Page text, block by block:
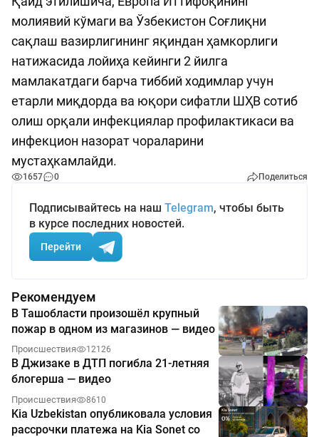
молиявий кўмаги ва Ўзбекистон Соғлиқни
сақлаш вазирлигининг яқиндан ҳамкорлиги
натижасида лойиҳа кейинги 2 йилга
мамлакатдаги барча тиббий ходимлар учун
етарли миқдорда ва юқори сифатли ШҲВ сотиб
олиш орқали инфекциялар профилактикаси ва
инфекцион назорат чораларини
мустаҳкамлайди.
1657 0 Поделиться
Подписывайтесь на наш Telegram, чтобы быть
в курсе последних новостей.
Перейти
Рекомендуем
В Ташобласти произошёл крупный
пожар в одном из магазинов — видео
Происшествия 12126
В Джизаке в ДТП погибла 21-летняя
блогерша — видео
Происшествия 8610
Kia Uzbekistan опубликовала условия
рассрочки платежа на Kia Sonet со